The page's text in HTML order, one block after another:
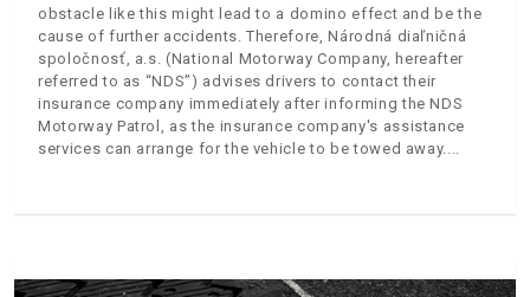
obstacle like this might lead to a domino effect and be the
cause of further accidents. Therefore, Národná diaľničná
spoločnosť, a.s. (National Motorway Company, hereafter
referred to as “NDS”) advises drivers to contact their
insurance company immediately after informing the NDS
Motorway Patrol, as the insurance company's assistance
services can arrange for the vehicle to be towed away.